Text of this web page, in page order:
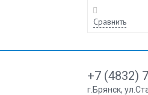
Сравнить
+7 (4832)
г.Брянск,